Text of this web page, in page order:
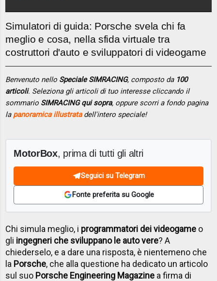
Simulatori di guida: Porsche svela chi fa
meglio e cosa, nella sfida virtuale tra
costruttori d'auto e sviluppatori di videogame
Benvenuto nello Speciale SIMRACING, composto da 100
articoli. Seleziona gli articoli di tuo interesse cliccando il
sommario SIMRACING qui sopra, oppure scorri a fondo pagina
la panoramica illustratadell'intero speciale!
MotorBox, prima di tutti gli altri
Seguici su Telegram
Fonte preferita su Google
Chi simula meglio, i programmatori dei videogame o
gli ingegneri che sviluppano le auto vere? A
chiederselo, e a dare una risposta, è nientemeno che
la Porsche, che alla questione ha dedicato un articolo
sul suo Porsche Engineering Magazine a firma di